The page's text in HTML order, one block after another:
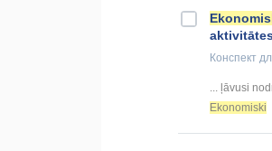
Конспект
... ļāvusi
Ekonomiski